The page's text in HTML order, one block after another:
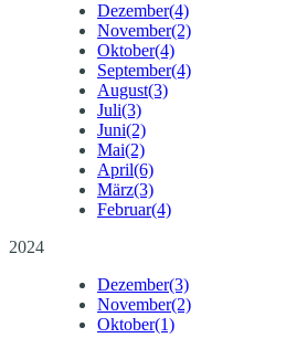
Dezember(4)
November(2)
Oktober(4)
September(4)
August(3)
Juli(3)
Juni(2)
Mai(2)
April(6)
März(3)
Februar(4)
2024
Dezember(3)
November(2)
Oktober(1)